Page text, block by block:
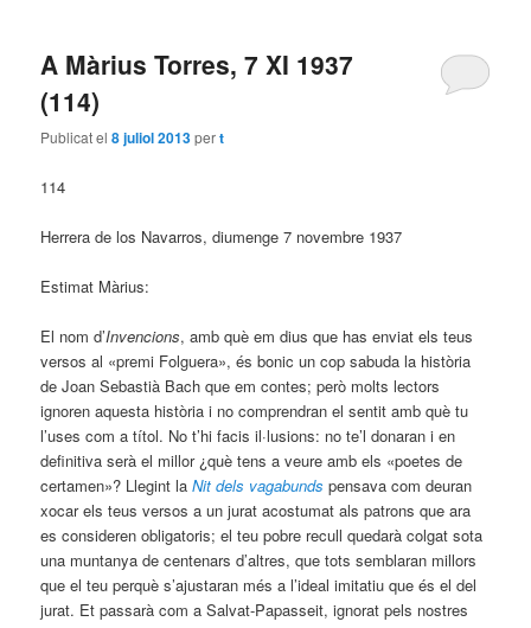
A Màrius Torres, 7 XI 1937
(114)
Publicat el8 juliol 2013pert
114
Herrera de los Navarros, diumenge 7 novembre 1937
Estimat Màrius:
El nom d’Invencions, amb què em dius que has enviat els teus
versos al «premi Folguera», és bonic un cop sabuda la història
de Joan Sebastià Bach que em contes; però molts lectors
ignoren aquesta història i no comprendran el sentit amb què tu
l’uses com a títol. No t’hi facis il·lusions: no te’l donaran i en
definitiva serà el millor ¿què tens a veure amb els «poetes de
certamen»? Llegint laNit dels vagabunds pensava com deuran
xocar els teus versos a un jurat acostumat als patrons que ara
es consideren obligatoris; el teu pobre recull quedarà colgat sota
una muntanya de centenars d’altres, que tots semblaran millors
que el teu perquè s’ajustaran més a l’ideal imitatiu que és el del
jurat. Et passarà com a Salvat-Papasseit, ignorat pels nostres